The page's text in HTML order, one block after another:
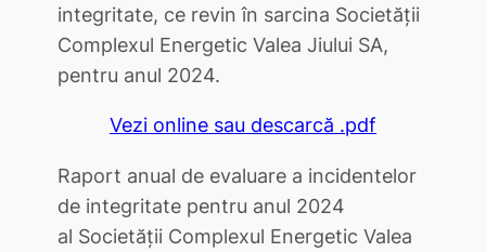
integritate, ce revin în sarcina Societății
Complexul Energetic Valea Jiului SA,
pentru anul 2024.
Vezi online sau descarcă .pdf
Raport anual de evaluare a incidentelor
de integritate pentru anul 2024
al Societăţii Complexul Energetic Valea